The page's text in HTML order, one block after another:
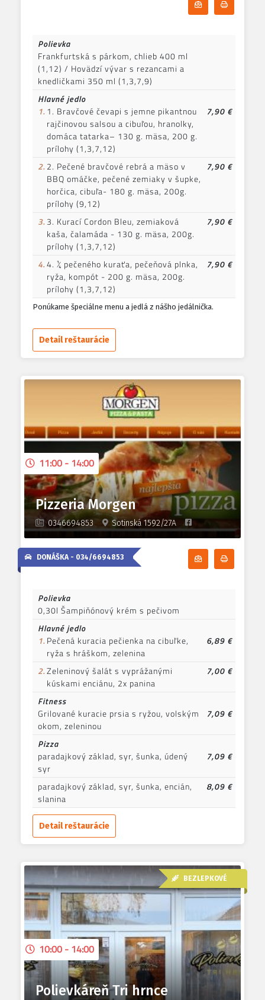
Odoberať
Polievka
Frankfurtská s párkom, chlieb 400 ml
(1,12) / Hovädzí vývar s rezancami a
knedličkami 350 ml (1,3,7,9)
Hlavné jedlo
1. 1. Bravčové čevapi s jemne pikantnou
rajčinovou salsou a cibuľou, hranolky,
domáca tatarka– 130 g. mäsa, 200 g.
prílohy (1,3,7,12)
7,90 €
2. 2. Pečené bravčové rebrá a mäso v
BBQ omáčke, pečené zemiaky v šupke,
horčica, cibuľa- 180 g. mäsa, 200g.
prílohy (9,12)
7,90 €
3. 3. Kurací Cordon Bleu, zemiaková
kaša, čalamáda - 130 g. mäsa, 200g.
prílohy (1,3,7,12)
7,90 €
4.4. ¼ pečeného kuraťa, pečeňová plnka,
ryža, kompót - 200 g. mäsa, 200g.
prílohy (1,3,7,12)
7,90 €
Ponúkame špeciálne menu a jedlá z nášho jedálnička.
Detail reštaurácie
Pizzeria Morgen
0346694853 Sotinská 1592/27A
Odoberať
DONÁŠKA - 034/6694853
11:00 - 14:00
Polievka
0,30l Šampiňónový krém s pečivom
Hlavné jedlo
1. Pečená kuracia pečienka na cibuľke,
ryža s hráškom, zelenina
6,89 €
2.Zeleninový šalát s vyprážanými
kúskami enciánu, 2x panina
7,00 €
Fitness
Grilované kuracie prsia s ryžou, volským
okom, zeleninou
7,09 €
Pizza
paradajkový základ, syr, šunka, údený
syr
7,09 €
paradajkový základ, syr, šunka, encián,
slanina
8,09 €
Detail reštaurácie
BEZLEPKOVÉ
Polievkáreň Tri hrnce
10:00 - 14:00